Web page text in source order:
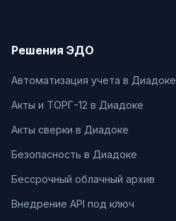
Решения ЭДО
Автоматизация учета в Диадоке
Акты и ТОРГ-12 в Диадоке
Акты сверки в Диадоке
Безопасность в Диадоке
Бессрочный облачный архив
Внедрение API под ключ